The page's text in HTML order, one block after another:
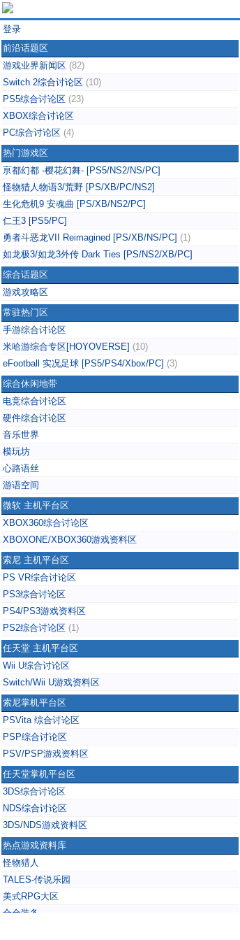
登录
前沿话题区
游戏业界新闻区 (82)
Switch 2综合讨论区 (10)
PS5综合讨论区 (23)
XBOX综合讨论区
PC综合讨论区 (4)
热门游戏区
亰都幻都 -樱花幻舞- [PS5/NS2/NS/PC]
怪物猎人物语3/荒野 [PS/XB/PC/NS2]
生化危机9 安魂曲 [PS/XB/NS2/PC]
仁王3 [PS5/PC]
勇者斗恶龙VII Reimagined [PS/XB/NS/PC] (1)
如龙极3/如龙3外传 Dark Ties [PS/NS2/XB/PC]
综合话题区
游戏攻略区
常驻热门区
手游综合讨论区
米哈游综合专区[HOYOVERSE] (10)
eFootball 实况足球 [PS5/PS4/Xbox/PC] (3)
综合休闲地带
电竞综合讨论区
硬件综合讨论区
音乐世界
模玩坊
心路语丝
游语空间
微软 主机平台区
XBOX360综合讨论区
XBOXONE/XBOX360游戏资料区
索尼 主机平台区
PS VR综合讨论区
PS3综合讨论区
PS4/PS3游戏资料区
PS2综合讨论区 (1)
任天堂 主机平台区
Wii U综合讨论区
Switch/Wii U游戏资料区
索尼掌机平台区
PSVita 综合讨论区
PSP综合讨论区
PSV/PSP游戏资料区
任天堂掌机平台区
3DS综合讨论区
NDS综合讨论区
3DS/NDS游戏资料区
热点游戏资料库
怪物猎人
TALES-传说乐园
美式RPG大区
合金装备